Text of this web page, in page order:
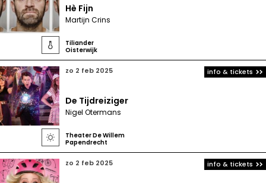

Hè Fijn
Martijn Crins
Tiliander
Oisterwijk

zo 2 feb 2025
De Tijdreiziger
Nigel Otermans
Theater De Willem
Papendrecht
info & tickets
zo 2 feb 2025 info & tickets